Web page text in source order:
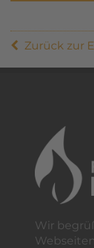
Zurück zur
Wir